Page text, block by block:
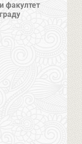
факултет